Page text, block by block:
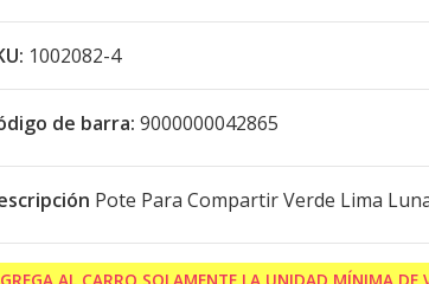
1002082-4
de barra: 9000000042865
Pote Para Compartir Verde Lima